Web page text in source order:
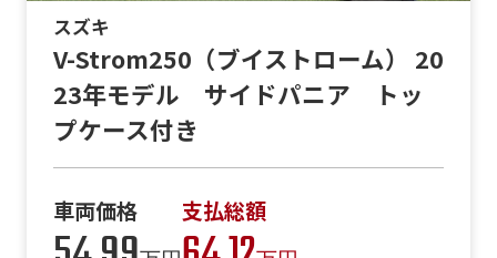
スズキ
V-Strom250（ブイストローム） 20
23年モデル サイドパニア トッ
プケース付き
車両価格 支払総額